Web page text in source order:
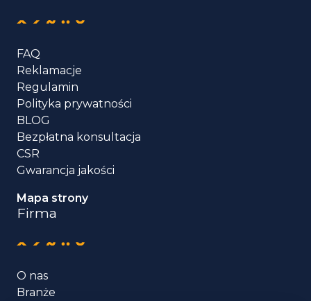
FAQ
Reklamacje
Regulamin
Polityka prywatności
BLOG
Bezpłatna konsultacja
CSR
Gwarancja jakości
Mapa strony
Firma
O nas
Branże